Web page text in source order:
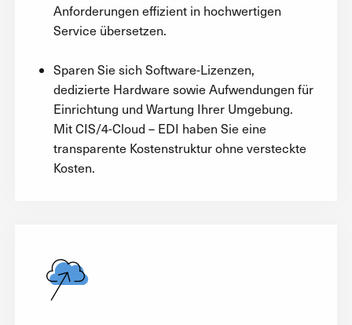
Anforderungen effizient in hochwertigen
Service übersetzen.
Sparen Sie sich Software-Lizenzen,
dedizierte Hardware sowie Aufwendungen für
Einrichtung und Wartung Ihrer Umgebung.
Mit CIS/4-Cloud – EDI haben Sie eine
transparente Kostenstruktur ohne versteckte
Kosten.